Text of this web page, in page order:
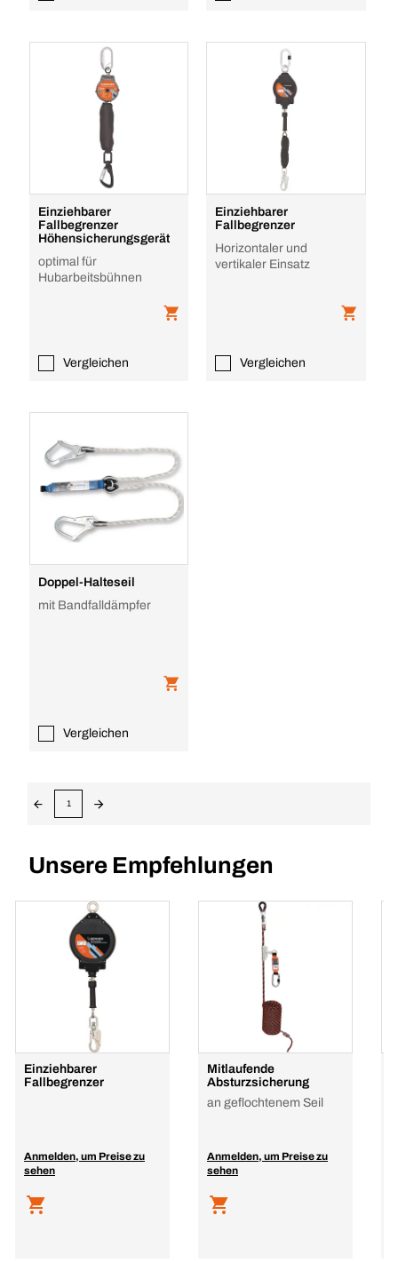
Einziehbarer
Fallbegrenzer
Höhensicherungsgerät
optimal für
Hubarbeitsbühnen
Vergleichen
Einziehbarer
Fallbegrenzer
Horizontaler und
vertikaler Einsatz
Vergleichen
Doppel-Halteseil
mit Bandfalldämpfer
Vergleichen
1
Unsere Empfehlungen
Einziehbarer
Fallbegrenzer
Anmelden, um Preise zu
sehen
Mitlaufende
Absturzsicherung
an geflochtenem Seil
Anmelden, um Preise zu
sehen